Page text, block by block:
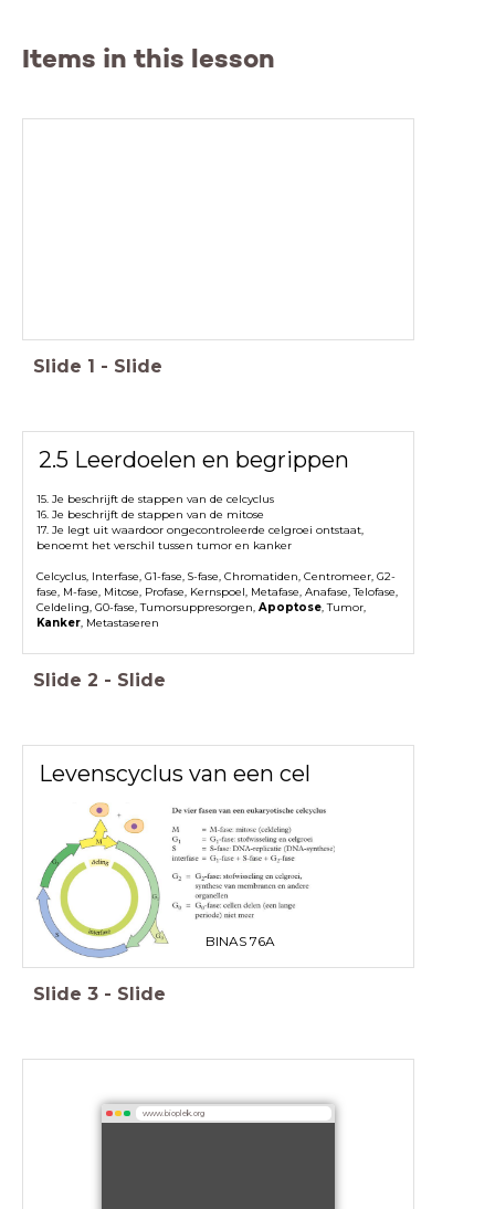
Items in this lesson
Slide 1 - Slide
2.5 Leerdoelen en begrippen
15. Je beschrijft de stappen van de celcyclus
16. Je beschrijft de stappen van de mitose
17. Je legt uit waardoor ongecontroleerde celgroei ontstaat,
benoemt het verschil tussen tumor en kanker
Celcyclus, Interfase, G1-fase, S-fase, Chromatiden, Centromeer, G2-
fase, M-fase, Mitose, Profase, Kernspoel, Metafase, Anafase, Telofase,
Celdeling, G0-fase, Tumorsuppresorgen,Apoptose , Tumor,
Kanker , Metastaseren
Slide 2 - Slide
Levenscyclus van een cel
BINAS 76A
Slide 3 - Slide
www.bioplek.org